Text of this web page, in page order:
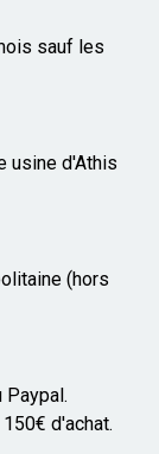
sauf les
usine d'Athis
(hors
Paypal.
d'achat.